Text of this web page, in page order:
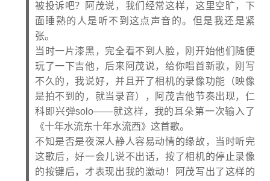
被投诉吧？阿茂说，我们经常这样，这里空旷，下
面睡熟的人是听不到这点声音的。但是我还是紧
张。
当时一片漆黑，完全看不到人脸，刚开始他们随便
玩了一下吉他，后来阿茂说，给你唱首新歌，刚写
不久的，我说好，并且开了相机的录像功能（映像
是拍不到的，就当录音），阿茂吉他节奏出现，仁
科即兴弹solo——就这样，我的耳朵第一次输入了
《十年水流东十年水流西》这首歌。
不知是否是夜深人静人容易动情的缘故，当时听完
这歌后，好一会儿说不出话，按了相机的停止录像
的按键后，才表现出我的激动！阿茂写出了这样的